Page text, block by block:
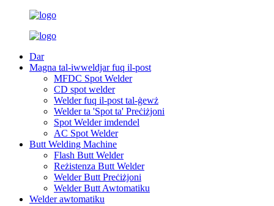
Dar
Magna tal-iwweldjar fuq il-post
MFDC Spot Welder
CD spot welder
Welder fuq il-post tal-ġewż
Welder ta 'Spot ta' Preċiżjoni
Spot Welder imdendel
AC Spot Welder
Butt Welding Machine
Flash Butt Welder
Reżistenza Butt Welder
Welder Butt Preċiżjoni
Welder Butt Awtomatiku
Welder awtomatiku